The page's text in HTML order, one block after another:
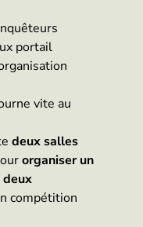
portail
vite au
deux salles
organiser un
deux
compétition